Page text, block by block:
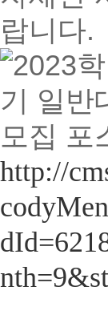
랍니다.
http://